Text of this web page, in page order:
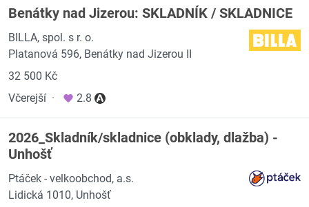
Benátky nad Jizerou: SKLADNÍK / SKLADNICE
BILLA, spol. s r. o.
Platanová 596, Benátky nad Jizerou II
32 500 Kč
Včerejší · 2.8
2026_Skladník/skladnice (obklady, dlažba) -
Unhošť
Ptáček - velkoobchod, a.s.
Lidická 1010, Unhošť